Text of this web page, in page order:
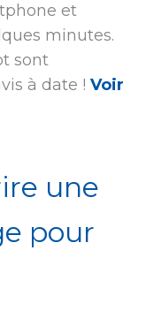
et
minutes.
sont
à date ! Voir
une
pour